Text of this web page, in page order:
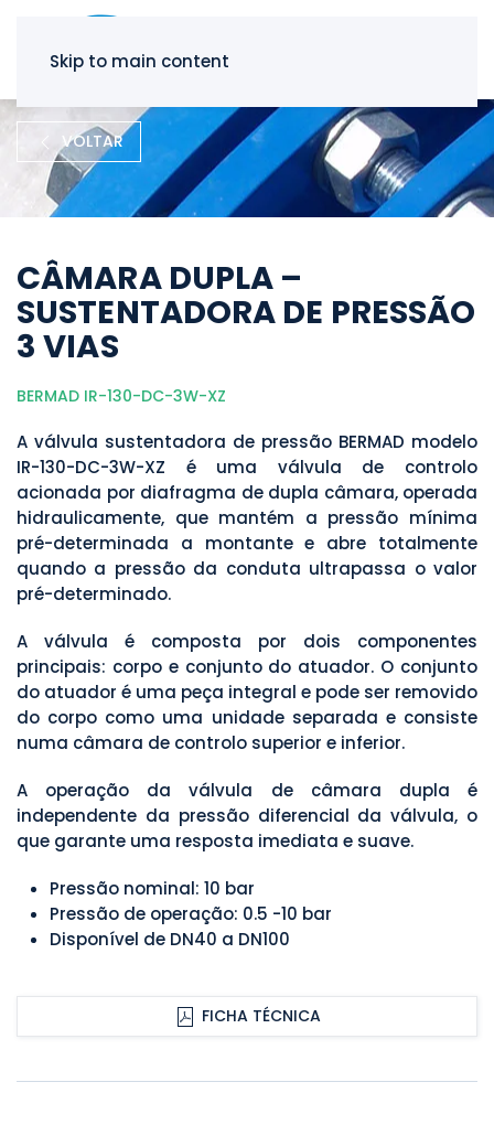
Skip to main content
VOLTAR
CÂMARA DUPLA –
SUSTENTADORA DE PRESSÃO
3 VIAS
BERMAD IR-130-DC-3W-XZ
A válvula sustentadora de pressão BERMAD modelo
IR-130-DC-3W-XZ é uma válvula de controlo
acionada por diafragma de dupla câmara, operada
hidraulicamente, que mantém a pressão mínima
pré-determinada a montante e abre totalmente
quando a pressão da conduta ultrapassa o valor
pré-determinado.
A válvula é composta por dois componentes
principais: corpo e conjunto do atuador. O conjunto
do atuador é uma peça integral e pode ser removido
do corpo como uma unidade separada e consiste
numa câmara de controlo superior e inferior.
A operação da válvula de câmara dupla é
independente da pressão diferencial da válvula, o
que garante uma resposta imediata e suave.
Pressão nominal: 10 bar
Pressão de operação: 0.5 -10 bar
Disponível de DN40 a DN100
FICHA TÉCNICA